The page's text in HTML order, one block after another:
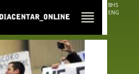
BHS
ENG